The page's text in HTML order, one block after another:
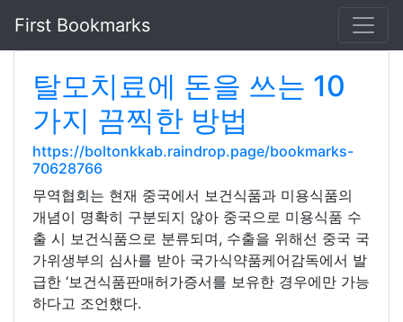
First Bookmarks
탈모치료에 돈을 쓰는 10
가지 끔찍한 방법
https://boltonkkab.raindrop.page/bookmarks-
70628766
무역협회는 현재 중국에서 보건식품과 미용식품의
개념이 명확히 구분되지 않아 중국으로 미용식품 수
출 시 보건식품으로 분류되며, 수출을 위해선 중국 국
가위생부의 심사를 받아 국가식약품케어감독에서 발
급한 ‘보건식품판매허가증서를 보유한 경우에만 가능
하다고 조언했다.